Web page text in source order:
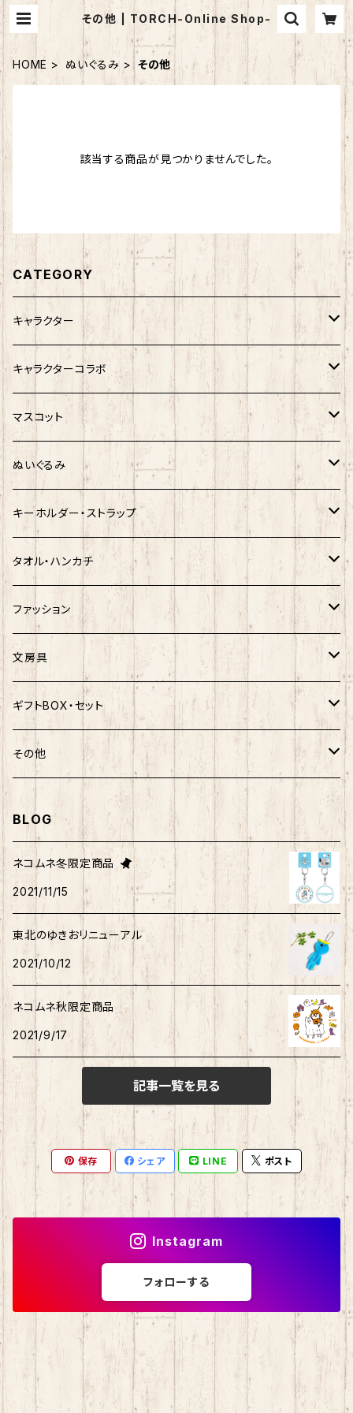
その他 | TORCH-Online Shop-
HOME ぬいぐるみ その他
該当する商品が見つかりませんでした。
CATEGORY
キャラクター
サンリオキャラクター
キティ
シナモロール
クロミ
ハンギョドン
ぐでたま
ポムポムプリン
ポチャッコ
ばつ丸
マイメロディ
けろっぴ
タキシードサム
こぎみゅん
ウィッシュミーメル
リトルツインスターズ
あひるのペックル
おさるのもんきち
マロンクリーム
みんなのたあ坊
コロコロくりりん
チョコキャット
ネコムネandシバ
モケケ
ゆきお
ホヤぼーや
ご当地ベア
スヌーピー
赤べこ・ガラガラべこ
マッチョシリーズ
もちシリーズ
旅するマメしば
旅カワウソ・しばいぬ
むすび丸
秋田犬
ご当地ハムスター
しばっころ
ポプテピピック
わさお
伊達政宗
ミニオン
キャラクターコラボ
サンリオ×おえかきさん
新幹線×ご当地ベア
サンリオ×ネコムネandシバ
楽天ゴールデンイーグルス×ネコムネandシバ
楽天ゴールデンイーグルス×おえかきさん
楽天ゴールデンイーグルス×ご当地ベア
ネコムネandシバ×鳥獣戯画
楽天ゴールデンイーグルス×もちシリーズ
サンリオ×ご当地ベア
マスコット
ゆきお
モケケ
ご当地ベア
秋田犬
しばっころ
わさお
むすび丸
ホヤぼーや
キティ
ネコムネandシバ
ご当地ハムスター
ぬいぐるみ
ホヤぼーや
その他
ご当地ベア
秋田犬
しばっころ
わさお
むすび丸
ネコムネandシバ
キーホルダー・ストラップ
ポプテピピック
ホヤぼーや
スヌーピー
秋田犬
わさお
むすび丸
ネコムネ
ゆきお
おそ松さん
サンリオキャラクター他
タオル・ハンカチ
ホヤぼーや
秋田犬
キティ
むすび丸
ミニオン
わさお
ネコムネandシバ
ファッション
Tシャツ
ネクタイ
靴下
ルームシューズ
パーカー・トレーナー
文房具
ボールペン
マグネット
クリアファイル
ステッカー
ピンバッチ
御朱印帳
ノート
缶バッチ
消しゴム
スライド缶
しおり
ギフトBOX・セット
福袋
その他
トートバック
その他雑貨
ホヤぼーや
ボクサーパンツ
アクリルスタンド
BLOG
ネコムネ冬限定商品
2021/11/15
東北のゆきおリニューアル
2021/10/12
ネコムネ秋限定商品
2021/9/17
記事一覧を見る
保存 シェア LINE ポスト
Instagram
フォローする